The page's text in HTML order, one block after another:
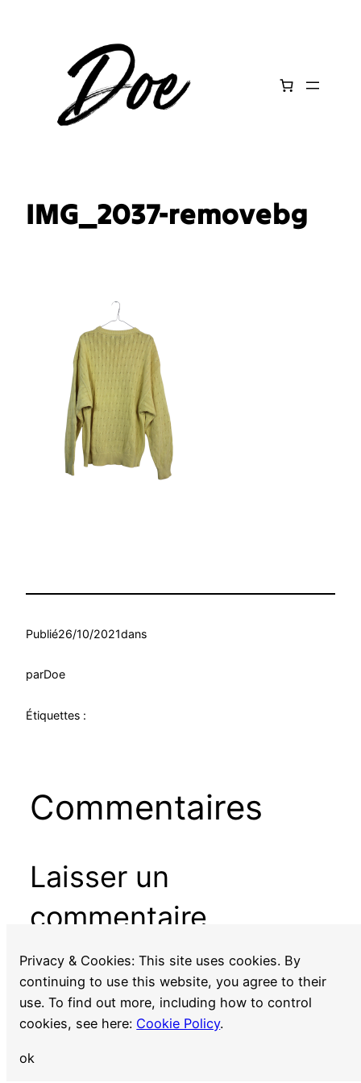
IMG_2037-removebg
Publié26/10/2021dans
parDoe
Étiquettes :
Commentaires
Laisser un
commentaire
Vous devezvous connecterpour publier un
commentaire.
Privacy & Cookies: This site uses cookies. By
continuing to use this website, you agree to their
use. To find out more, including how to control
cookies, see here: Cookie Policy.
ok